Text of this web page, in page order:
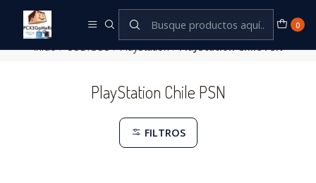
0
Inicio CODIGOS PlayStation PlayStation Chile PSN
PlayStation Chile PSN
FILTROS